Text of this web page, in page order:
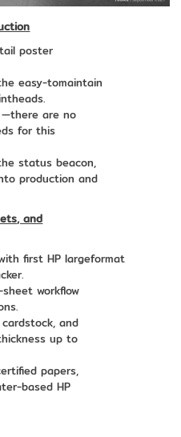
poster
easy-tomaintain
are no
for this
status beacon,
production and
and
first HP largeformat
workflow
and
up to
papers,
based HP